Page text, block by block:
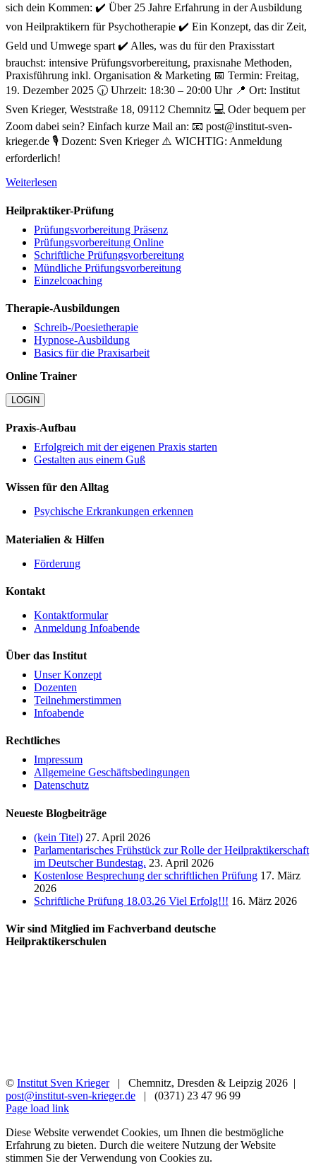
sich dein Kommen: ✔️ Über 25 Jahre Erfahrung in der Ausbildung
von Heilpraktikern für Psychotherapie ✔️ Ein Konzept, das dir Zeit,
Geld und Umwege spart ✔️ Alles, was du für den Praxisstart
brauchst: intensive Prüfungsvorbereitung, praxisnahe Methoden,
Praxisführung inkl. Organisation & Marketing 📅 Termin: Freitag,
19. Dezember 2025 🕡 Uhrzeit: 18:30 – 20:00 Uhr 📍 Ort: Institut
Sven Krieger, Weststraße 18, 09112 Chemnitz 💻 Oder bequem per
Zoom dabei sein? Einfach kurze Mail an: 📧 post@institut-sven-
krieger.de 🎙️ Dozent: Sven Krieger ⚠️ WICHTIG: Anmeldung
erforderlich!
Weiterlesen
Heilpraktiker-Prüfung
Prüfungsvorbereitung Präsenz
Prüfungsvorbereitung Online
Schriftliche Prüfungsvorbereitung
Mündliche Prüfungsvorbereitung
Einzelcoaching
Therapie-Ausbildungen
Schreib-/Poesietherapie
Hypnose-Ausbildung
Basics für die Praxisarbeit
Online Trainer
LOGIN
Praxis-Aufbau
Erfolgreich mit der eigenen Praxis starten
Gestalten aus einem Guß
Wissen für den Alltag
Psychische Erkrankungen erkennen
Materialien & Hilfen
Förderung
Kontakt
Kontaktformular
Anmeldung Infoabende
Über das Institut
Unser Konzept
Dozenten
Teilnehmerstimmen
Infoabende
Rechtliches
Impressum
Allgemeine Geschäftsbedingungen
Datenschutz
Neueste Blogbeiträge
(kein Titel) 27. April 2026
Parlamentarisches Frühstück zur Rolle der Heilpraktikerschaft
im Deutscher Bundestag. 23. April 2026
Kostenlose Besprechung der schriftlichen Prüfung 17. März
2026
Schriftliche Prüfung 18.03.26 Viel Erfolg!!! 16. März 2026
Wir sind Mitglied im Fachverband deutsche
Heilpraktikerschulen
© Institut Sven Krieger| Chemnitz, Dresden & Leipzig 2026 |
post@institut-sven-krieger.de | (0371) 23 47 96 99
Facebook
YouTube
Instagram
Rss
Page load link
Diese Website verwendet Cookies, um Ihnen die bestmögliche
Erfahrung zu bieten. Durch die weitere Nutzung der Website
stimmen Sie der Verwendung von Cookies zu.